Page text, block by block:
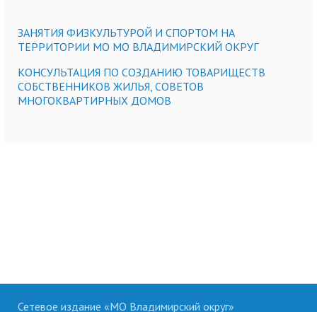
ЗАНЯТИЯ ФИЗКУЛЬТУРОЙ И СПОРТОМ НА
ТЕРРИТОРИИ МО МО ВЛАДИМИРСКИЙ ОКРУГ
КОНСУЛЬТАЦИЯ ПО СОЗДАНИЮ ТОВАРИЩЕСТВ
СОБСТВЕННИКОВ ЖИЛЬЯ, СОВЕТОВ
МНОГОКВАРТИРНЫХ ДОМОВ
Сетевое издание «МО Владимирский округ»